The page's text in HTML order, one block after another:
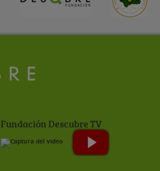
Fundación Descubre TV